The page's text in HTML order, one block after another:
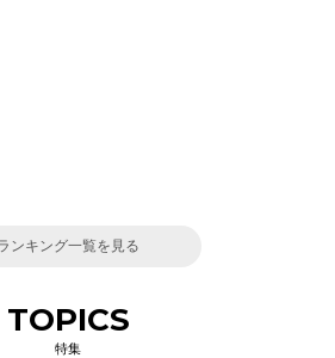
ンキング一覧を見る
TOPICS
特集